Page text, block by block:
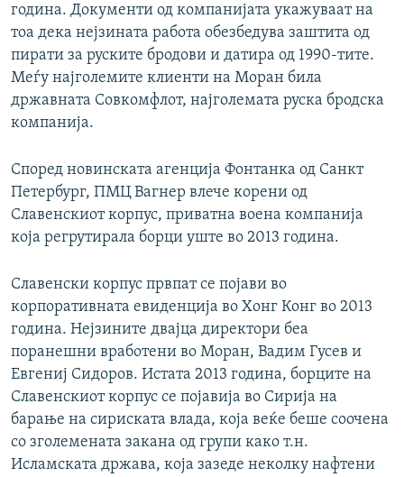
година. Документи од компанијата укажуваат на
тоа дека нејзината работа обезбедува заштита од
пирати за руските бродови и датира од 1990-тите.
Меѓу најголемите клиенти на Моран била
државната Совкомфлот, најголемата руска бродска
компанија.
Според новинската агенција Фонтанка од Санкт
Петербург, ПМЦ Вагнер влече корени од
Славенскиот корпус, приватна воена компанија
која регрутирала борци уште во 2013 година.
Славенски корпус првпат се појави во
корпоративната евиденција во Хонг Конг во 2013
година. Нејзините двајца директори беа
поранешни вработени во Моран, Вадим Гусев и
Евгениј Сидоров. Истата 2013 година, борците на
Славенскиот корпус се појавија во Сирија на
барање на сириската влада, која веќе беше соочена
со зголемената закана од групи како т.н.
Исламската држава, која зазеде неколку нафтени